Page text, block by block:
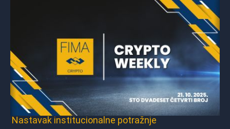
Nastavak institucionalne potražnje